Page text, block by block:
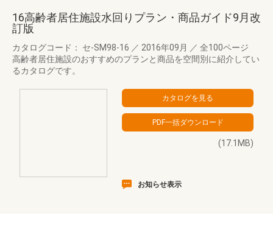
16高齢者居住施設水回りプラン・商品ガイド9月改
訂版
カタログコード： セ-SM98-16 ／ 2016年09月 ／ 全100ページ
高齢者居住施設のおすすめのプランと商品を空間別に紹介してい
るカタログです。
(17.1MB)
お知らせ表示